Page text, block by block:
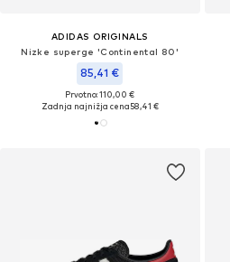
ADIDAS ORIGINALS
Nizke superge 'Continental 80'
85,41 €
Prvotno: 110,00 €
Zadnja najnižja cena58,41 €